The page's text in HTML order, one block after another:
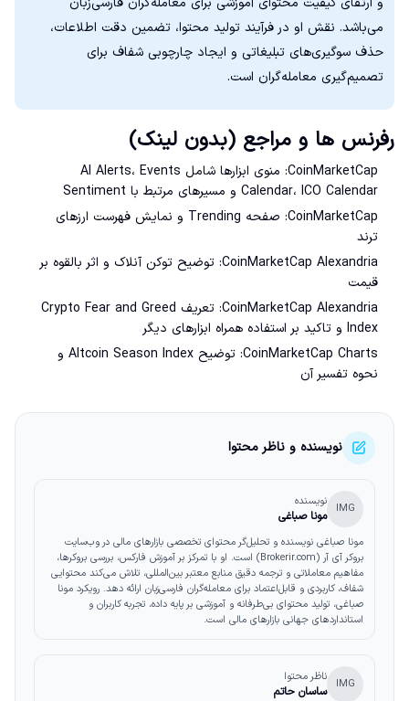
می‌باشد. نقش او در فرآیند تولید محتوا، تضمین دقت اطلاعات،
حذف سوگیری‌های تبلیغاتی و ایجاد چارچوبی شفاف برای
تصمیم‌گیری معامله‌گران است.
رفرنس ها و مراجع (بدون لینک)
CoinMarketCap: منوی ابزارها شامل AI Alerts، Events
Calendar، ICO Calendar و مسیرهای مرتبط با Sentiment
CoinMarketCap: صفحه Trending و نمایش فهرست ارزهای
ترند
CoinMarketCap Alexandria: توضیح توکن آنلاک و اثر بالقوه بر
قیمت
CoinMarketCap Alexandria: تعریف Crypto Fear and Greed
Index و تاکید بر استفاده همراه ابزارهای دیگر
CoinMarketCap Charts: توضیح Altcoin Season Index و
نحوه تفسیر آن
نویسنده و ناظر محتوا
IMG نویسنده
مونا صباغی
مونا صباغی نویسنده و تحلیل‌گر محتوای تخصصی بازارهای مالی در وب‌سایت
بروکر آی آر (Brokerir.com) است. او با تمرکز بر آموزش فارکس، بررسی بروکرها،
مفاهیم معاملاتی و ترجمه دقیق منابع معتبر بین‌المللی، تلاش می‌کند محتوایی
شفاف، کاربردی و قابل‌اعتماد برای معامله‌گران فارسی‌زبان ارائه دهد. رویکرد مونا
صباغی، تولید محتوای بی‌طرفانه و آموزشی بر پایه داده، تجربه کاربران و
استانداردهای جهانی بازارهای مالی است.
IMG ناظر محتوا
ساسان حاتم